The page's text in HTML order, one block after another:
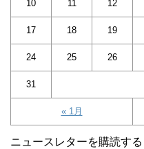
« 1月
10 11 12
17 18 19
24 25 26
31
ニュースレターを購読する